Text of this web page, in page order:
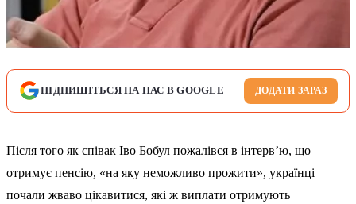
ПІДПИШІТЬСЯ НА НАС В GOOGLE ДОДАТИ ЗАРАЗ
Після того як співак Іво Бобул пожалівся в інтерв’ю, що
отримує пенсію, «на яку неможливо прожити», українці
почали жваво цікавитися, які ж виплати отримують